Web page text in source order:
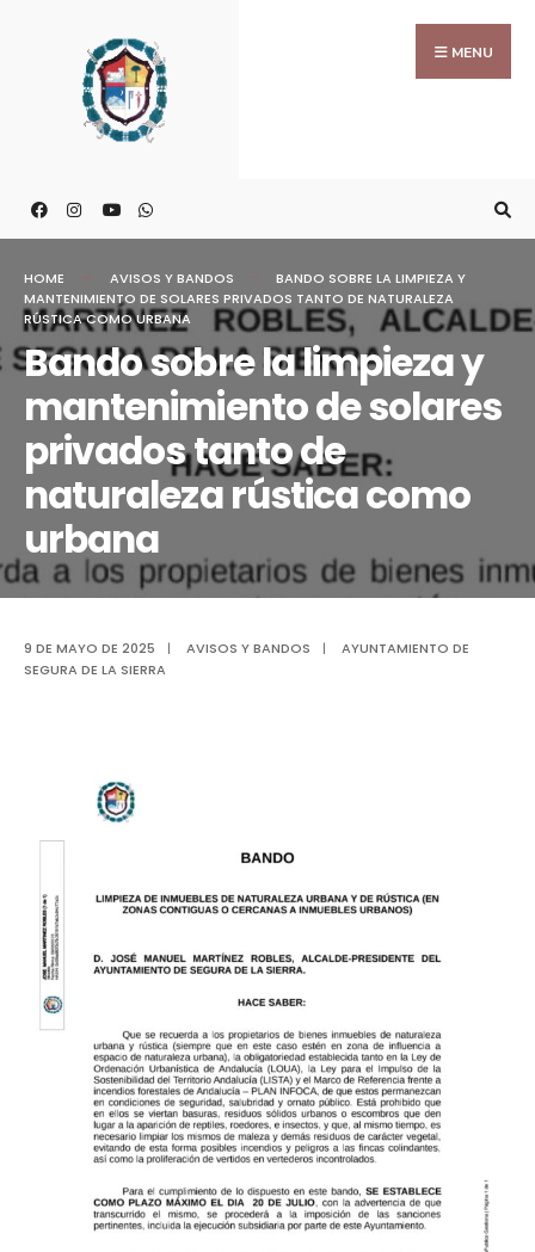
MENU
HOME AVISOS Y BANDOS
BANDO SOBRE LA LIMPIEZA Y
MANTENIMIENTO DE SOLARES PRIVADOS TANTO DE NATURALEZA
RÚSTICA COMO URBANA
Bando sobre la limpieza y
mantenimiento de solares
privados tanto de
naturaleza rústica como
urbana
9 DE MAYO DE 2025 | AVISOS Y BANDOS |
AYUNTAMIENTO DE
SEGURA DE LA SIERRA